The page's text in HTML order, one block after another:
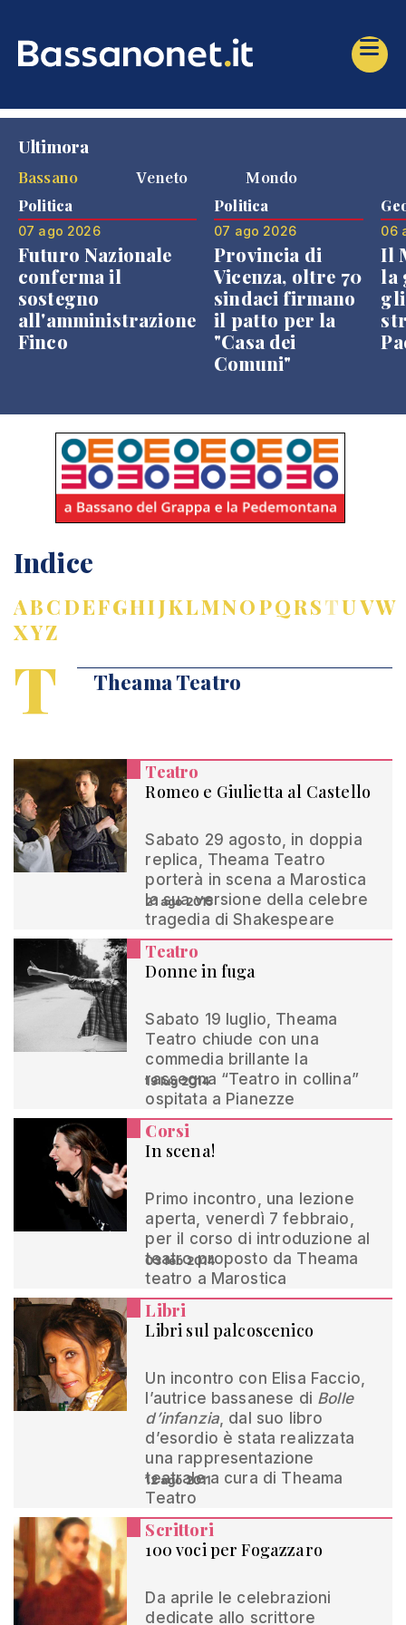
Ultimora
Bassano
Veneto Mondo
Politica
07 ago 2026
Futuro Nazionale
conferma il
sostegno
all'amministrazione
Finco
Politica
07 ago 2026
Provincia di
Vicenza, oltre 70
sindaci firmano
il patto per la
"Casa dei
Comuni"
06
Il
la
Indice
ABCDEFGHIJKLMNOPQRSTUVW
XYZ
T Theama Teatro
Teatro
Romeo e Giulietta al Castello
Sabato 29 agosto, in doppia
replica, Theama Teatro
porterà in scena a Marostica
la sua versione della celebre
tragedia di Shakespeare
21 ago 2015
Teatro
Donne in fuga
Sabato 19 luglio, Theama
Teatro chiude con una
commedia brillante la
rassegna “Teatro in collina”
ospitata a Pianezze
19 lug 2014
Corsi
In scena!
Primo incontro, una lezione
aperta, venerdì 7 febbraio,
per il corso di introduzione al
teatro proposto da Theama
teatro a Marostica
03 feb 2014
Libri
Libri sul palcoscenico
Un incontro con Elisa Faccio,
l’autrice bassanese di Bolle
d’infanzia, dal suo libro
d’esordio è stata realizzata
una rappresentazione
teatrale a cura di Theama
Teatro
12 ago 2011
Scrittori
100 voci per Fogazzaro
Da aprile le celebrazioni
dedicate allo scrittore